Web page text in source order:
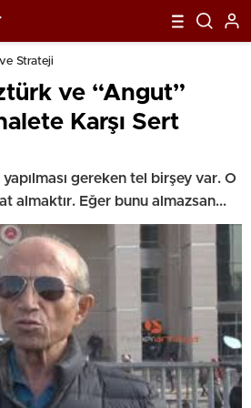
Strateji
ve “Angut”
Karşı Sert
gereken tel birşey var. O
almaktır. Eğer bunu almazsan...